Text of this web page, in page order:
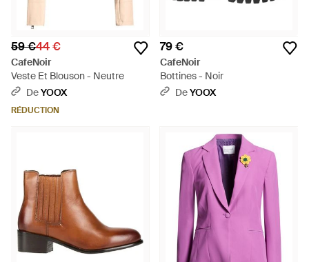
59 €44 €
CafeNoir
Veste Et Blouson - Neutre
DeYOOX
RÉDUCTION
79 €
CafeNoir
Bottines - Noir
DeYOOX